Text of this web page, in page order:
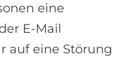
eine
E-Mail
auf eine Störung